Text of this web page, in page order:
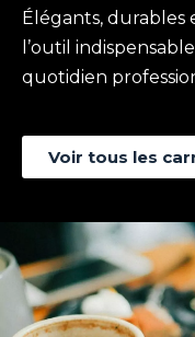
Élégants, durables
l’outil
quotidien
Voir tous les